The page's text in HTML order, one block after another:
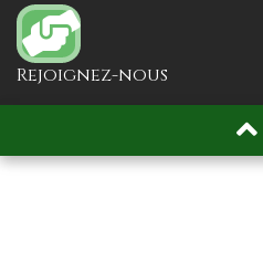
Rejoignez-nous